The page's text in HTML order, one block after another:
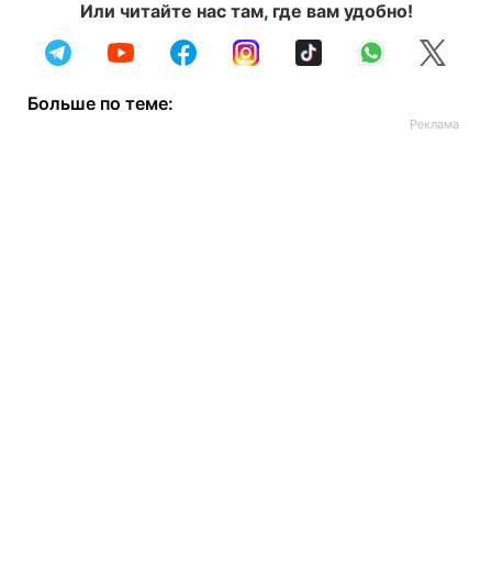
Или читайте нас там, где вам удобно!
Больше по теме: